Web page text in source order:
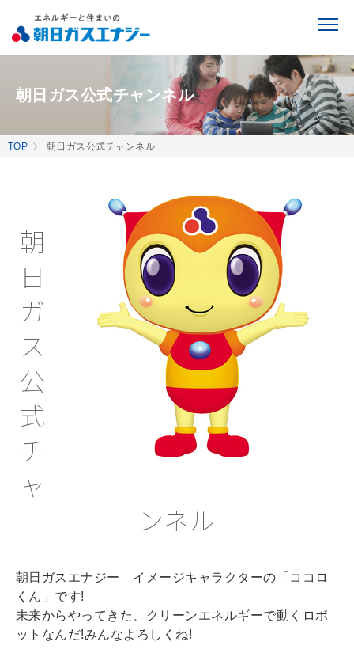
朝日ガス公式チャンネル
TOP 朝日ガス公式チャンネル
朝
日
ガ
ス
公
式
チ
ャ
ンネル
朝日ガスエナジー イメージキャラクターの「ココロ
くん」です!
未来からやってきた、クリーンエネルギーで動くロボ
ットなんだ!みんなよろしくね!